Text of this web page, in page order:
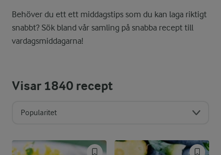
Behöver du ett ett middagstips som du kan laga riktigt
snabbt? Sök bland vår samling på snabba recept till
vardagsmiddagarna!
Visar1840 recept
Popularitet